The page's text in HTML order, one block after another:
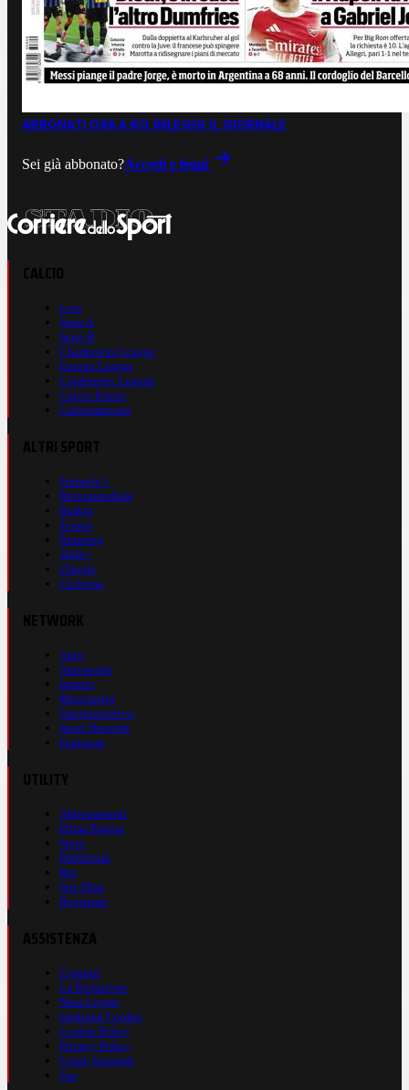
ABBONATI ORA A €0,99LEGGI IL GIORNALE
Sei già abbonato?Accedi e leggi
Live
Serie A
Serie B
Champions League
Europa League
Conference League
Calcio Estero
Calciomercato
Formula 1
Motomondiale
Basket
Tennis
Running
Volley
eSports
Ciclismo
Auto
Autosprint
Inmoto
Motosprint
Guerinsportivo
Sport Network
Fantacup
Abbonamenti
Prima Pagina
Store
Pubblicità
Rss
Site Map
Registrati
Contatti
La Redazione
Nota Legale
Gestione Cookie
Cookie Policy
Privacy Policy
Cond. Generali
Faq